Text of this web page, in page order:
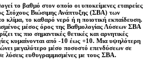
το βαθμό στον οποίο οι υποκείμενες εταιρείες
Στόχους Βιώσιμης Ανάπτυξης (ΣΒΑ) των
το καθαρό νερό ή η ποιοτική εκπαίδευση.
μέσος όρος της Βαθμολογίας Λύσεων ΣΒΑ
τις πιο σημαντικές θετικές και αρνητικές
κυμαίνονται από -10 έως +10. Μια υψηλότερη
μεγαλύτερο μέσο ποσοστό επενδύσεων σε
λύσεις ευθυγραμμισμένες με τους ΣΒΑ.